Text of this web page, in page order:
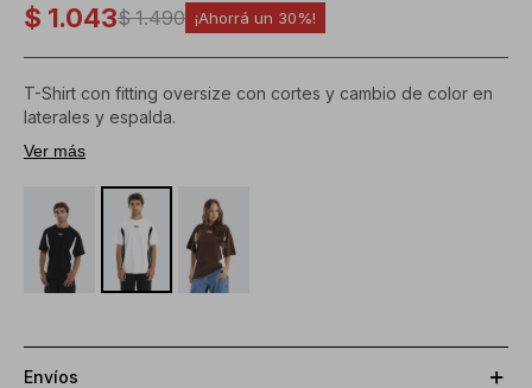
$ 1.043$ 1.490 30
T-Shirt con fitting oversize con cortes y cambio de color en
laterales y espalda.
Logo bordado en la delantera y en la espalda.
Composición:
100% algodón
Ver más
Envíos